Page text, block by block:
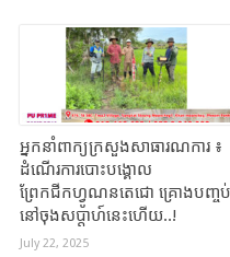
អ្នកនាំពាក្យក្រសួងសាធារណការ ៖
ដំណើរការបោះបង្គោល
ព្រែកជីកហ្វូណនតេជោ គ្រោងបញ្ចប់
នៅចុងសប្តាហ៍នេះហើយ..!
July 22, 2025